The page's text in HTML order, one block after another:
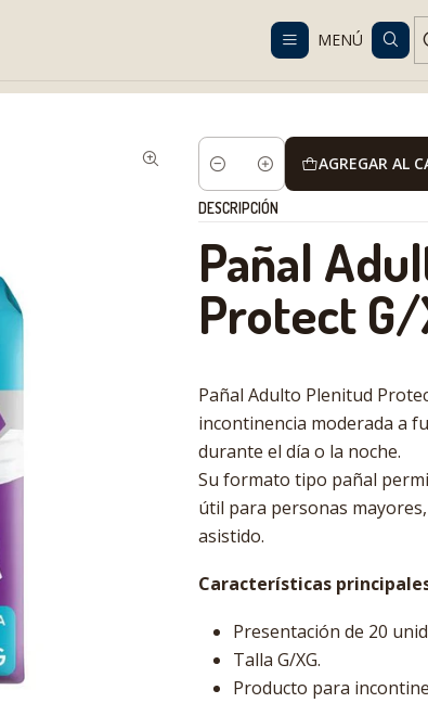
MENÚ
Despacho gratis en RM desde $100.000. Revisa las condiciones.
Pañal
Cantidad
AGREGAR AL
DESCRIPCIÓN
Pañal
Protect G/
Pañal Adulto Plenitud
incontinencia moderada a
durante el día o la noche.
Su formato tipo pañal
útil para personas
asistido.
Características
Presentación de 20
Talla G/XG.
Producto para